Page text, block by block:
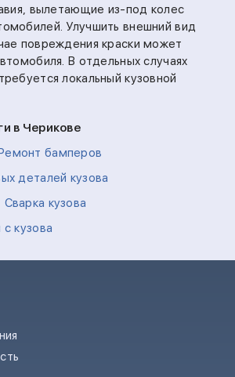
вылетающие из-под колес
Улучшить внешний вид
повреждения краски может
В отдельных случаях
локальный кузовной
в Черикове
бамперов
деталей кузова
Сварка кузова
кузова